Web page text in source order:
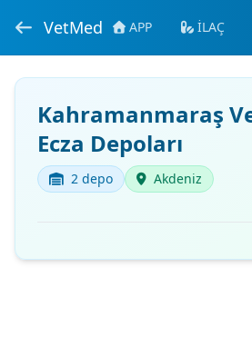
VetMed APP İLAÇ
Kahramanmaraş
Ecza Depoları
2 depo Akdeniz